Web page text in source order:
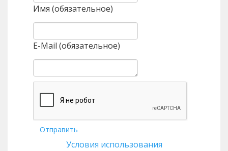
Имя (обязательное)
E-Mail (обязательное)
Отправить
Условия использования